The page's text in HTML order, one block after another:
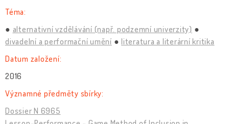
Téma:
alternativní vzdělávání (např. podzemní univerzity)
divadelní a performační umění
literatura a literární kritika
Datum založení:
2016
Významné předměty sbírky:
Dossier N 6965